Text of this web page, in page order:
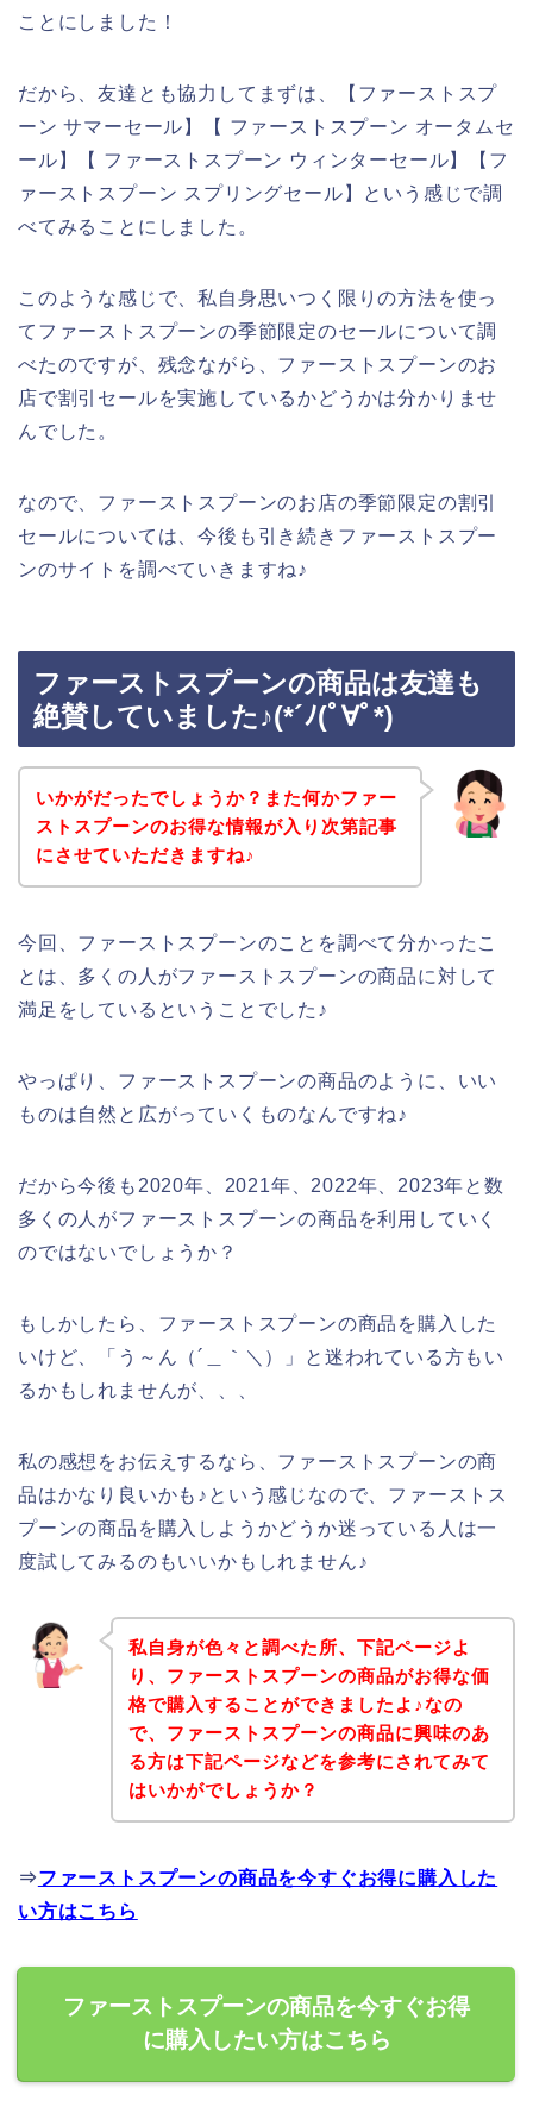
ことにしました！
だから、友達とも協力してまずは、【ファーストスプ
ーン サマーセール】【 ファーストスプーン オータムセ
ール】【 ファーストスプーン ウィンターセール】【フ
ァーストスプーン スプリングセール】という感じで調
べてみることにしました。
このような感じで、私自身思いつく限りの方法を使っ
てファーストスプーンの季節限定のセールについて調
べたのですが、残念ながら、ファーストスプーンのお
店で割引セールを実施しているかどうかは分かりませ
んでした。
なので、ファーストスプーンのお店の季節限定の割引
セールについては、今後も引き続きファーストスプー
ンのサイトを調べていきますね♪
ファーストスプーンの商品は友達も
絶賛していました♪(*´ﾉ(ﾟ∀ﾟ*)
いかがだったでしょうか？また何かファー
ストスプーンのお得な情報が入り次第記事
にさせていただきますね♪
今回、ファーストスプーンのことを調べて分かったこ
とは、多くの人がファーストスプーンの商品に対して
満足をしているということでした♪
やっぱり、ファーストスプーンの商品のように、いい
ものは自然と広がっていくものなんですね♪
だから今後も2020年、2021年、2022年、2023年と数
多くの人がファーストスプーンの商品を利用していく
のではないでしょうか？
もしかしたら、ファーストスプーンの商品を購入した
いけど、「う～ん（´＿｀＼）」と迷われている方もい
るかもしれませんが、、、
私の感想をお伝えするなら、ファーストスプーンの商
品はかなり良いかも♪という感じなので、ファーストス
プーンの商品を購入しようかどうか迷っている人は一
度試してみるのもいいかもしれません♪
私自身が色々と調べた所、下記ページよ
り、ファーストスプーンの商品がお得な価
格で購入することができましたよ♪なの
で、ファーストスプーンの商品に興味のあ
る方は下記ページなどを参考にされてみて
はいかがでしょうか？
⇒ファーストスプーンの商品を今すぐお得に購入した
い方はこちら
ファーストスプーンの商品を今すぐお得
に購入したい方はこちら